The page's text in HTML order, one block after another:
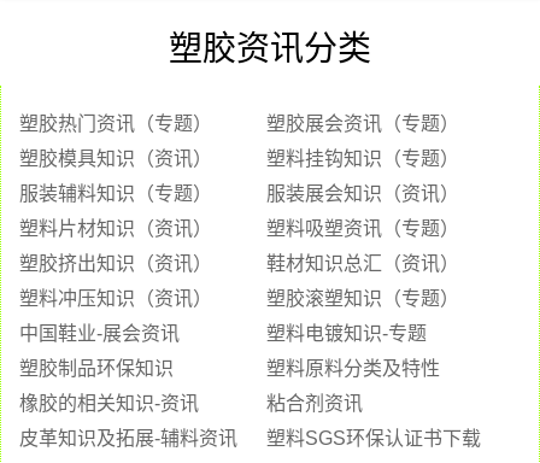
塑胶资讯分类
塑胶热门资讯（专题）
塑胶展会资讯（专题）
塑胶模具知识（资讯）
塑料挂钩知识（专题）
服装辅料知识（专题）
服装展会知识（资讯）
塑料片材知识（资讯）
塑料吸塑资讯（专题）
塑胶挤出知识（资讯）
鞋材知识总汇（资讯）
塑料冲压知识（资讯）
塑胶滚塑知识（专题）
中国鞋业-展会资讯
塑料电镀知识-专题
塑胶制品环保知识
塑料原料分类及特性
橡胶的相关知识-资讯
粘合剂资讯
皮革知识及拓展-辅料资讯
塑料SGS环保认证书下载